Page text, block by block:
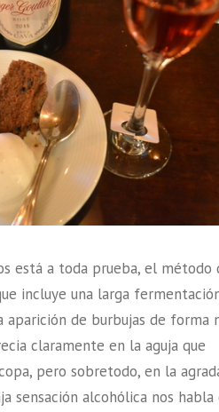
está a toda prueba, el método
incluye una larga
de burbujas de forma
claramente en la aguja que
pero sobretodo, en la
sensación alcohólica nos habla